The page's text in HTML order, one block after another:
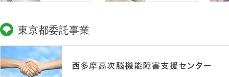
東京都委託事業